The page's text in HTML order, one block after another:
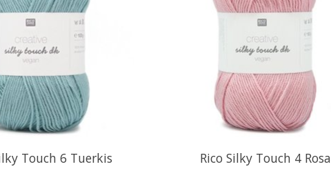
Touch 6 Tuerkis
Rico Silky Touch 4 Rosa